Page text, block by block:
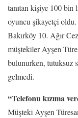
tanıtan kişiye 100 bin
oyuncu şikayetçi
Bakırköy 10. Ağır
müştekiler Ayşen
bulunurken, tutuksuz
gelmedi.
“Telefonu kızıma
Müşteki Ayşen